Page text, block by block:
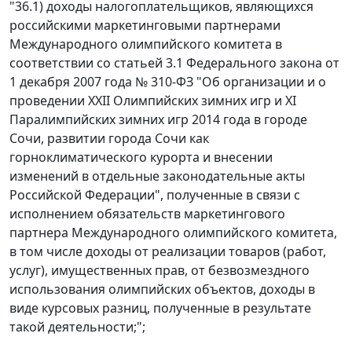
"36.1) доходы налогоплательщиков, являющихся
российскими маркетинговыми партнерами
Международного олимпийского комитета в
соответствии со статьей 3.1 Федерального закона от
1 декабря 2007 года № 310-ФЗ "Об организации и о
проведении XXII Олимпийских зимних игр и XI
Паралимпийских зимних игр 2014 года в городе
Сочи, развитии города Сочи как
горноклиматического курорта и внесении
изменений в отдельные законодательные акты
Российской Федерации", полученные в связи с
исполнением обязательств маркетингового
партнера Международного олимпийского комитета,
в том числе доходы от реализации товаров (работ,
услуг), имущественных прав, от безвозмездного
использования олимпийских объектов, доходы в
виде курсовых разниц, полученные в результате
такой деятельности;";